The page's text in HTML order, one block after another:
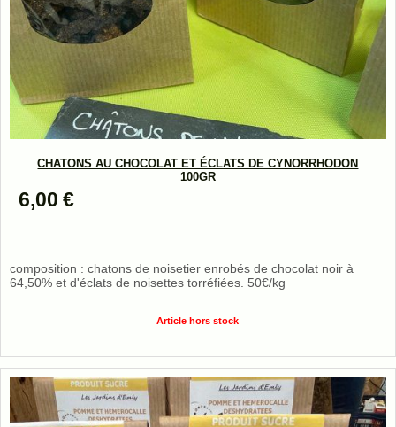
CHATONS AU CHOCOLAT ET ÉCLATS DE CYNORRHODON
100GR
6,00 €
composition : chatons de noisetier enrobés de chocolat noir à
64,50% et d'éclats de noisettes torréfiées. 50€/kg
Article hors stock